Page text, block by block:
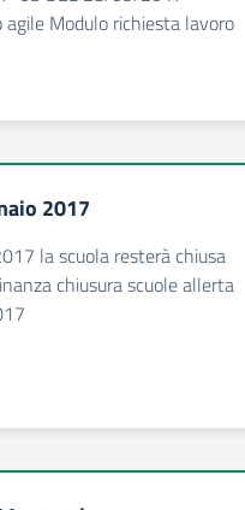
Modulo richiesta lavoro
2017
la scuola resterà chiusa
chiusura scuole allerta